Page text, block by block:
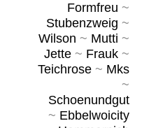
Formfreu ~
Stubenzweig ~
Wilson ~ Mutti ~
Jette~ Frauk~
Teichrose~ Mks
~
Schoenundgut
~ Ebbelwoicity